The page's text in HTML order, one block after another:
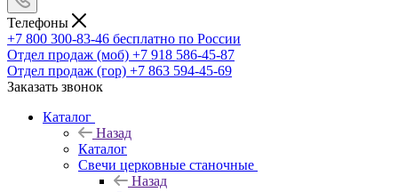
Телефоны
+7 800 300-83-46 бесплатно по России
Отдел продаж (моб) +7 918 586-45-87
Отдел продаж (гор) +7 863 594-45-69
Заказать звонок
Каталог
Назад
Каталог
Свечи церковные станочные
Назад